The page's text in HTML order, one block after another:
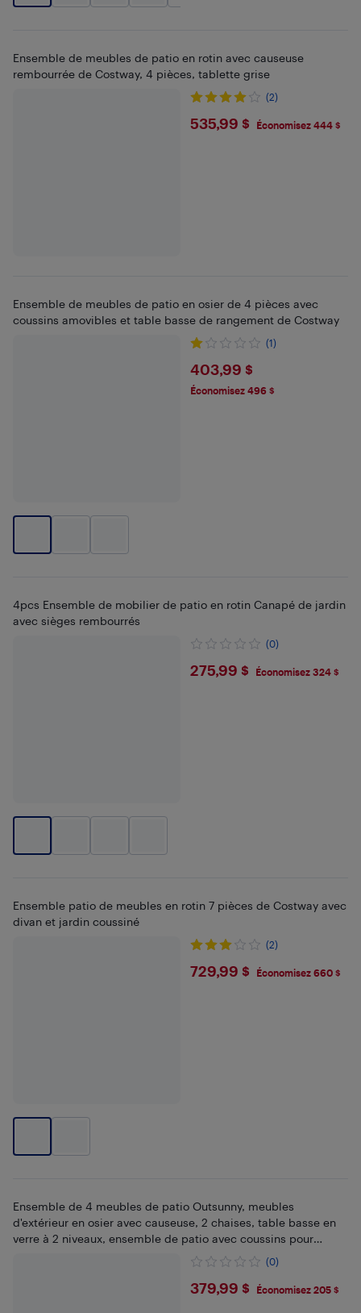
Ensemble de meubles de patio en rotin avec causeuse
rembourrée de Costway, 4 pièces, tablette grise
(2)
$535.99
535,99 $ Économisez 444 $
Ensemble de meubles de patio en osier de 4 pièces avec
coussins amovibles et table basse de rangement de Costway
(1)
$403.99
403,99 $
Économisez 496 $
4pcs Ensemble de mobilier de patio en rotin Canapé de jardin
avec sièges rembourrés
(0)
$275.99
275,99 $ Économisez 324 $
Ensemble patio de meubles en rotin 7 pièces de Costway avec
divan et jardin coussiné
(2)
$729.99
729,99 $ Économisez 660 $
Ensemble de 4 meubles de patio Outsunny, meubles
d'extérieur en osier avec causeuse, 2 chaises, table basse en
verre à 2 niveaux, ensemble de patio avec coussins pour
(0)
$379.99
379,99 $ Économisez 205 $